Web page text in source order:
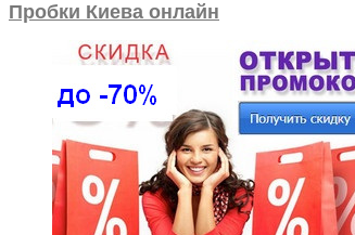
Пробки Киева онлайн